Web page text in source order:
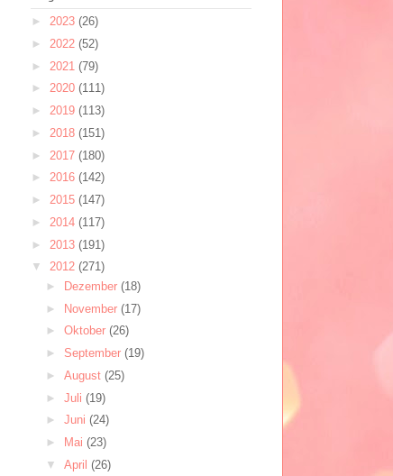
► 2023 (26)
► 2022 (52)
► 2021 (79)
► 2020 (111)
► 2019 (113)
► 2018 (151)
► 2017 (180)
► 2016 (142)
► 2015 (147)
► 2014 (117)
► 2013 (191)
▼ 2012 (271)
►
Dezember (18)
► November (17)
► Oktober (26)
► September (19)
► August (25)
► Juli (19)
► Juni (24)
►
Mai (23)
▼ April (26)